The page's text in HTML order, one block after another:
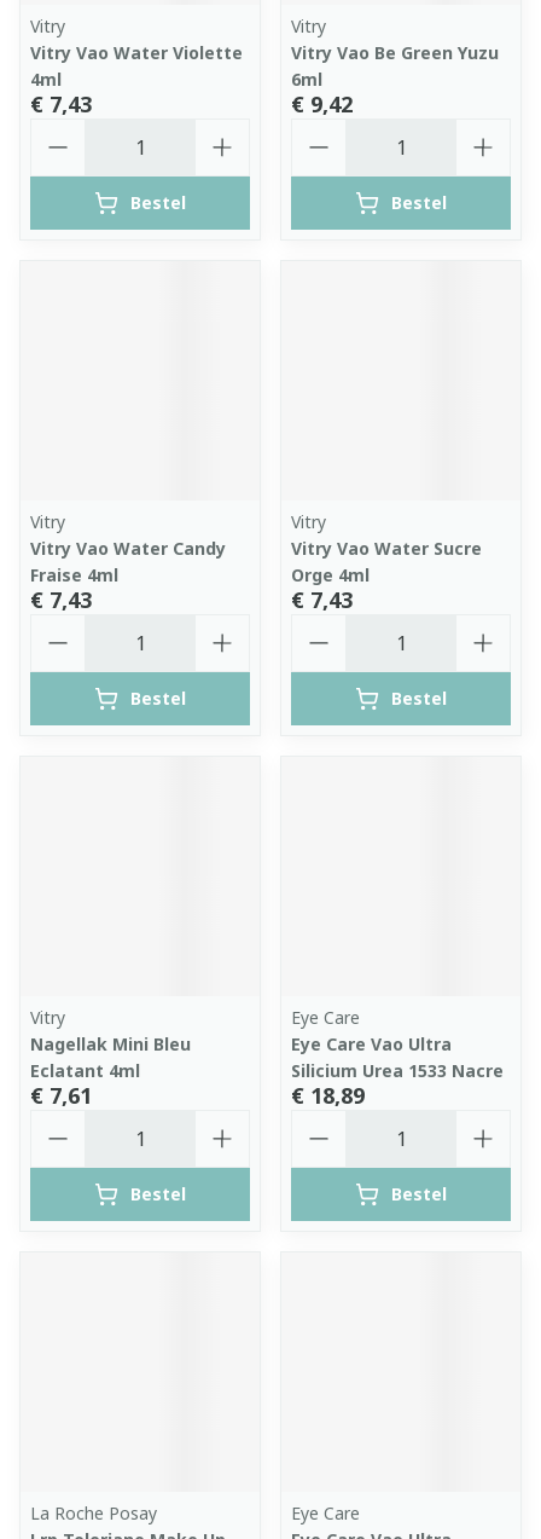
Vitry
Vitry Vao Water Violette
4ml
€ 7,43
Bestel
Vitry
Vitry Vao Be Green Yuzu
6ml
€ 9,42
Bestel
Vitry
Vitry Vao Water Candy
Fraise 4ml
€ 7,43
Bestel
Vitry
Vitry Vao Water Sucre
Orge 4ml
€ 7,43
Bestel
Vitry
Nagellak Mini Bleu
Eclatant 4ml
€ 7,61
Bestel
Eye Care
Eye Care Vao Ultra
Silicium Urea 1533 Nacre
€ 18,89
Bestel
La Roche Posay
Eye Care